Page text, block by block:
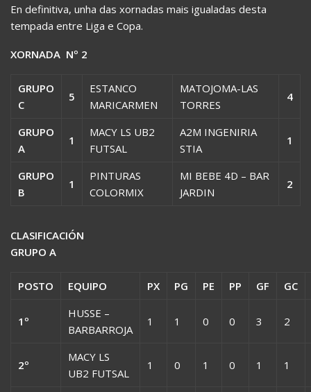
En definitiva, unha das xornadas mais igualadas desta
tempada entre Liga e Copa.
XORNADA Nº 2
GRUPO
C
5
ESTANCO
MARICARMEN
MATOJOMA-LAS
TORRES
4
GRUPO
A
1
MACY LS UB2
FUTSAL
A2M INGENIRIA
STIA
1
GRUPO
B
1
PINTURAS
COLORMIX
MI BEBE 4D – BAR
JARDIN
2
CLASIFICACIÓN
GRUPO A
POSTO EQUIPO PX PG PE PP GF GC
1º
HUSSE –
BARBARROJA
1 1 0 0 3 2
2º
MACY LS
UB2 FUTSAL
1 0 1 0 1 1